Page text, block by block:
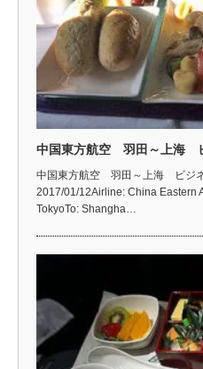
中国東方航空 羽田～上海
中国東方航空 羽田～上海 ビジ
2017/01/12Airline: China Eastern
TokyoTo: Shangha…